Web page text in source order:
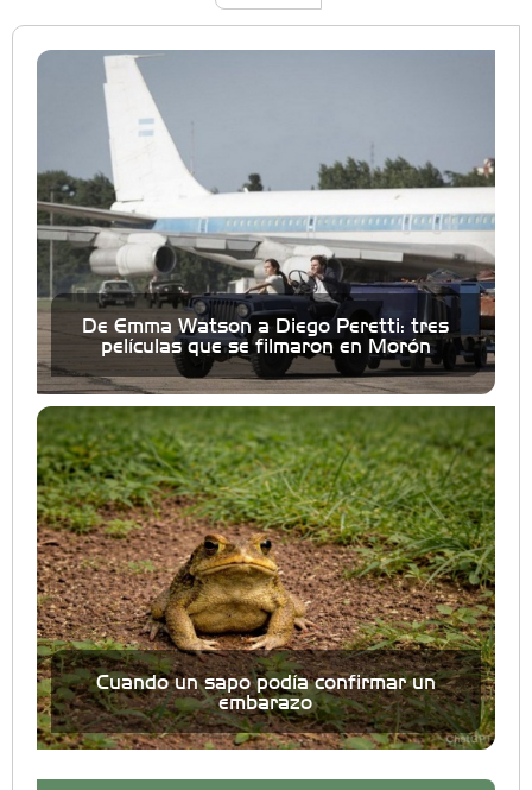
De Emma Watson a Diego Peretti: tres
películas que se filmaron en Morón
Cuando un sapo podía confirmar un
embarazo